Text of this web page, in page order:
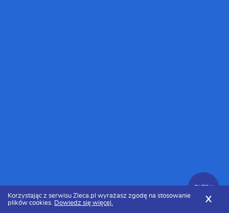
FILTRY
Korzystając z serwisu Zleca.pl wyrażasz zgodę na stosowanie
plików cookies. Dowiedz się więcej. X